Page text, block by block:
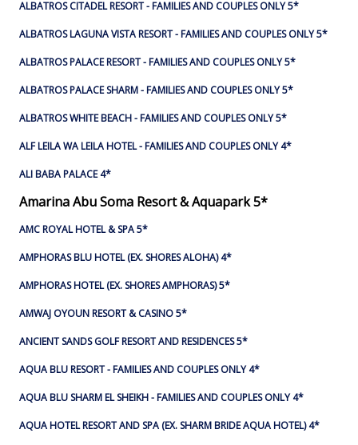
ALBATROS CITADEL RESORT - FAMILIES AND COUPLES ONLY 5*
ALBATROS LAGUNA VISTA RESORT - FAMILIES AND COUPLES ONLY 5*
ALBATROS PALACE RESORT - FAMILIES AND COUPLES ONLY 5*
ALBATROS PALACE SHARM - FAMILIES AND COUPLES ONLY 5*
ALBATROS WHITE BEACH - FAMILIES AND COUPLES ONLY 5*
ALF LEILA WA LEILA HOTEL - FAMILIES AND COUPLES ONLY 4*
ALI BABA PALACE 4*
Amarina Abu Soma Resort & Aquapark 5*
AMC ROYAL HOTEL & SPA 5*
AMPHORAS BLU HOTEL (EX. SHORES ALOHA) 4*
AMPHORAS HOTEL (EX. SHORES AMPHORAS) 5*
AMWAJ OYOUN RESORT & CASINO 5*
ANCIENT SANDS GOLF RESORT AND RESIDENCES 5*
AQUA BLU RESORT - FAMILIES AND COUPLES ONLY 4*
AQUA BLU SHARM EL SHEIKH - FAMILIES AND COUPLES ONLY 4*
AQUA HOTEL RESORT AND SPA (EX. SHARM BRIDE AQUA HOTEL) 4*